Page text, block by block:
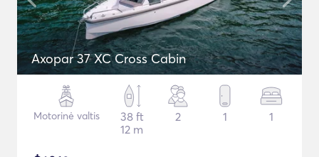
Axopar 37 XC Cross Cabin
Motorinė valtis
38 ft
12 m
2 1 1